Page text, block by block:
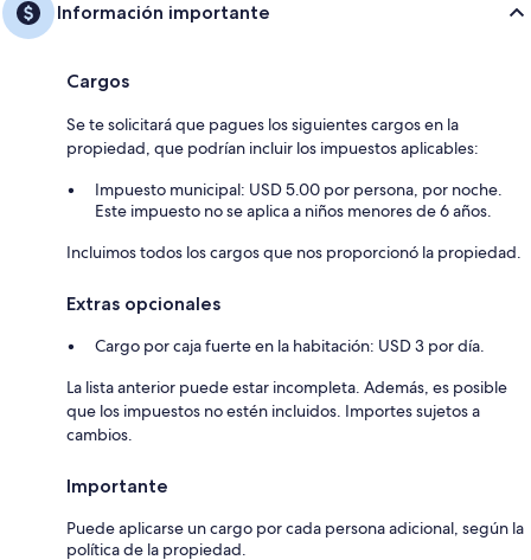
Información importante
Cargos
Se te solicitará que pagues los siguientes cargos en la
propiedad, que podrían incluir los impuestos aplicables:
Impuesto municipal: USD 5.00 por persona, por noche.
Este impuesto no se aplica a niños menores de 6 años.
Incluimos todos los cargos que nos proporcionó la propiedad.
Extras opcionales
Cargo por caja fuerte en la habitación: USD 3 por día.
La lista anterior puede estar incompleta. Además, es posible
que los impuestos no estén incluidos. Importes sujetos a
cambios.
Importante
Puede aplicarse un cargo por cada persona adicional, según la
política de la propiedad.